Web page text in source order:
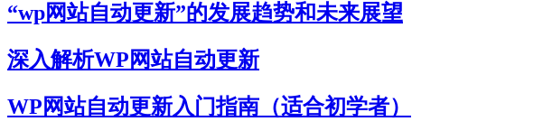
“wp网站自动更新”的发展趋势和未来展望
深入解析WP网站自动更新
WP网站自动更新入门指南（适合初学者）